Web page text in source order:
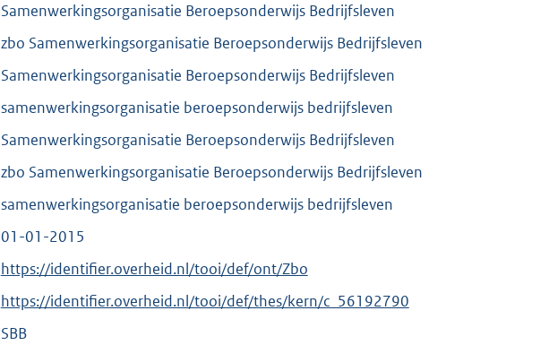
Samenwerkingsorganisatie Beroepsonderwijs Bedrijfsleven
zbo Samenwerkingsorganisatie Beroepsonderwijs Bedrijfsleven
Samenwerkingsorganisatie Beroepsonderwijs Bedrijfsleven
samenwerkingsorganisatie beroepsonderwijs bedrijfsleven
Samenwerkingsorganisatie Beroepsonderwijs Bedrijfsleven
zbo Samenwerkingsorganisatie Beroepsonderwijs Bedrijfsleven
samenwerkingsorganisatie beroepsonderwijs bedrijfsleven
01-01-2015
https://identifier.overheid.nl/tooi/def/ont/Zbo
https://identifier.overheid.nl/tooi/def/thes/kern/c_56192790
SBB